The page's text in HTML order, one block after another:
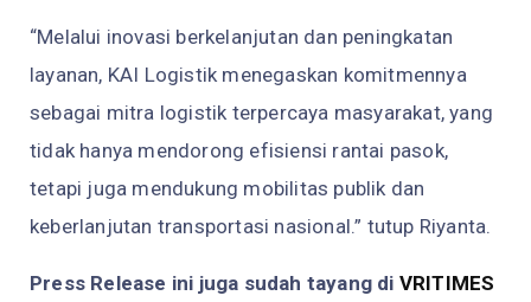
“Melalui inovasi berkelanjutan dan peningkatan
layanan, KAI Logistik menegaskan komitmennya
sebagai mitra logistik terpercaya masyarakat, yang
tidak hanya mendorong efisiensi rantai pasok,
tetapi juga mendukung mobilitas publik dan
keberlanjutan transportasi nasional.” tutup Riyanta.
Press Release ini juga sudah tayang di VRITIMES